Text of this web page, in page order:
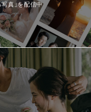
真」を配信中